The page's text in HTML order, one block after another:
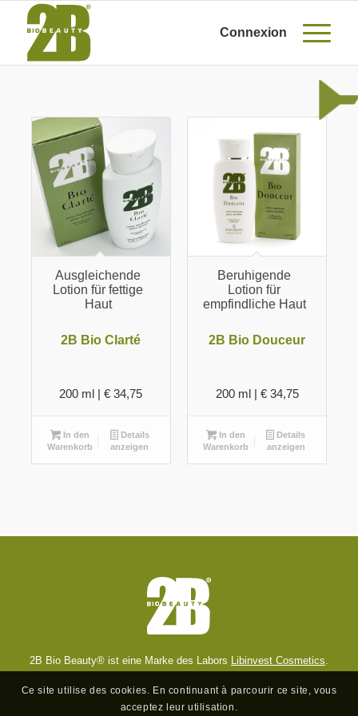
Connexion
Ausgleichende
Lotion für fettige
Haut
2B Bio Clarté
200 ml |€ 34,75
In den
Warenkorb
Details
anzeigen
Beruhigende
Lotion für
empfindliche Haut
2B Bio Douceur
200 ml | €34,75
In den
Warenkorb
Details
anzeigen
2B Bio Beauty® ist eine Marke des Labors Libinvest Cosmetics.
Ce site utilise des cookies. En continuant à parcourir ce site, vous
acceptez leur utilisation.